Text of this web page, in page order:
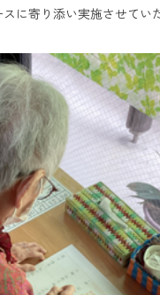
に寄り添い実施させてい